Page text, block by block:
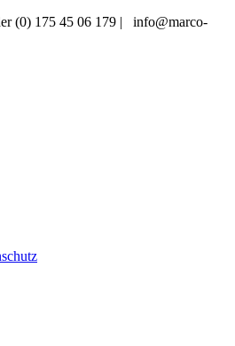
(0) 175 45 06 179 |
info@marco-